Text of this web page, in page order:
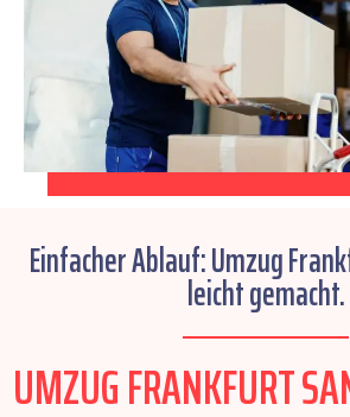
Einfacher Ablauf: Umzug
leicht gemacht.
UMZUG FRANKFURT